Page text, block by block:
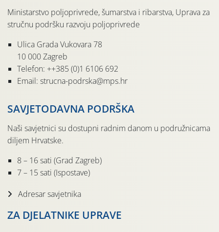
Ministarstvo poljoprivrede, šumarstva i ribarstva, Uprava za
stručnu podršku razvoju poljoprivrede
Ulica Grada Vukovara 78
10 000 Zagreb
Telefon: ++385 (0)1 6106 692
Email: strucna-podrska@mps.hr
SAVJETODAVNA PODRŠKA
Naši savjetnici su dostupni radnim danom u podružnicama
diljem Hrvatske.
8 – 16 sati (Grad Zagreb)
7 – 15 sati (Ispostave)
Adresar savjetnika
ZA DJELATNIKE UPRAVE